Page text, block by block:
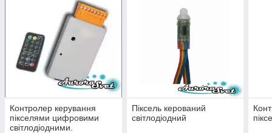
Контролер керування
пікселями цифровими
світлодіодними.
Піксель керований
світлодіодний